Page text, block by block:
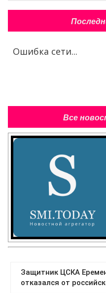
Ошибка сети...
Все